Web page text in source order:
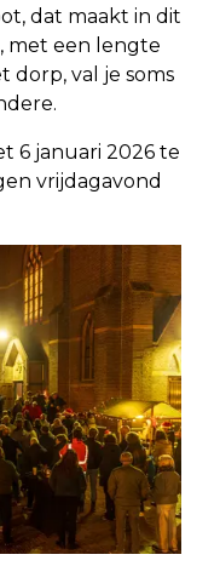
dat maakt in dit
met een lengte
dorp, val je soms
6 januari 2026 te
vrijdagavond